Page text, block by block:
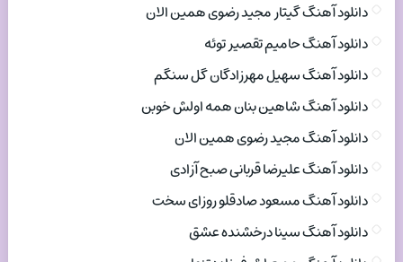
دانلود آهنگ گیتار مجید رضوی همین الان
دانلود آهنگ حامیم تقصیر توئه
دانلود آهنگ سهیل مهرزادگان گل سنگم
دانلود آهنگ شاهین بنان همه اولش خوبن
دانلود آهنگ مجید رضوی همین الان
دانلود آهنگ علیرضا قربانی صبح آزادی
دانلود آهنگ مسعود صادقلو روزای سخت
دانلود آهنگ سینا درخشنده عشق